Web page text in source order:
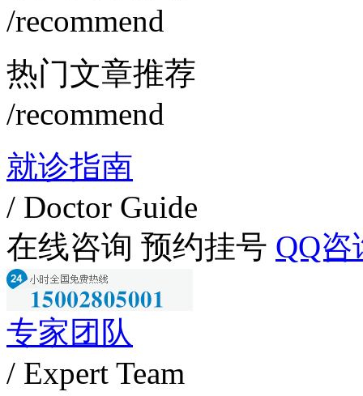
/recommend
热门文章推荐
/recommend
就诊指南
/ Doctor Guide
在线咨询 预约挂号 QQ咨
专家团队
/ Expert Team